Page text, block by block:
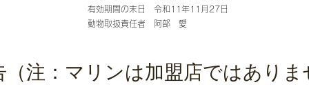
有効期間の末日 令和11年11月27日
動物取扱責任者 阿部 愛
（注：マリンは加盟店ではありま